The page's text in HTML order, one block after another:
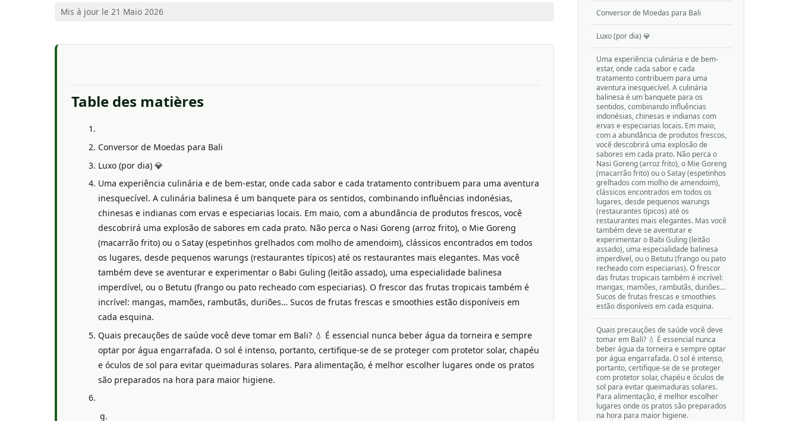
Mis à jour le 21 Maio 2026
Table des matières
Conversor de Moedas para Bali
Luxo (por dia) 💎
Uma experiência culinária e de bem-estar, onde cada sabor e cada tratamento contribuem para uma aventura
inesquecível. A culinária balinesa é um banquete para os sentidos, combinando influências indonésias,
chinesas e indianas com ervas e especiarias locais. Em maio, com a abundância de produtos frescos, você
descobrirá uma explosão de sabores em cada prato. Não perca o Nasi Goreng (arroz frito), o Mie Goreng
(macarrão frito) ou o Satay (espetinhos grelhados com molho de amendoim), clássicos encontrados em todos
os lugares, desde pequenos warungs (restaurantes típicos) até os restaurantes mais elegantes. Mas você
também deve se aventurar e experimentar o Babi Guling (leitão assado), uma especialidade balinesa
imperdível, ou o Betutu (frango ou pato recheado com especiarias). O frescor das frutas tropicais também é
incrível: mangas, mamões, rambutãs, duriões… Sucos de frutas frescas e smoothies estão disponíveis em
cada esquina.
Quais precauções de saúde você deve tomar em Bali? 💧 É essencial nunca beber água da torneira e sempre
optar por água engarrafada. O sol é intenso, portanto, certifique-se de se proteger com protetor solar, chapéu
e óculos de sol para evitar queimaduras solares. Para alimentação, é melhor escolher lugares onde os pratos
são preparados na hora para maior higiene.
Conversor de Moedas para Bali
Luxo (por dia) 💎
Uma experiência culinária e de bem-
estar, onde cada sabor e cada
tratamento contribuem para uma
aventura inesquecível. A culinária
balinesa é um banquete para os
sentidos, combinando influências
indonésias, chinesas e indianas com
ervas e especiarias locais. Em maio,
com a abundância de produtos frescos,
você descobrirá uma explosão de
sabores em cada prato. Não perca o
Nasi Goreng (arroz frito), o Mie Goreng
(macarrão frito) ou o Satay (espetinhos
grelhados com molho de amendoim),
clássicos encontrados em todos os
lugares, desde pequenos warungs
(restaurantes típicos) até os
restaurantes mais elegantes. Mas você
também deve se aventurar e
experimentar o Babi Guling (leitão
assado), uma especialidade balinesa
imperdível, ou o Betutu (frango ou pato
recheado com especiarias). O frescor
das frutas tropicais também é incrível:
mangas, mamões, rambutãs, duriões…
Sucos de frutas frescas e smoothies
estão disponíveis em cada esquina.
Quais precauções de saúde você deve
tomar em Bali? 💧 É essencial nunca
beber água da torneira e sempre optar
por água engarrafada. O sol é intenso,
portanto, certifique-se de se proteger
com protetor solar, chapéu e óculos de
sol para evitar queimaduras solares.
Para alimentação, é melhor escolher
lugares onde os pratos são preparados
na hora para maior higiene.